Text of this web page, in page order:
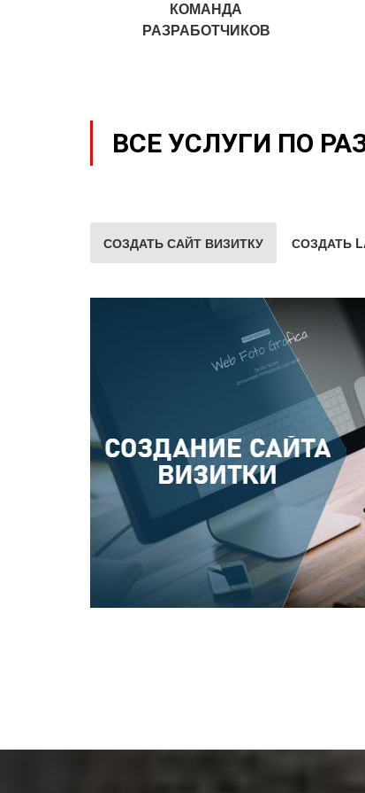
КОМАНДА
РАЗРАБОТЧИКОВ
ВСЕ УСЛУГИ ПО
СОЗДАТЬ САЙТ ВИЗИТКУ СОЗДАТЬ